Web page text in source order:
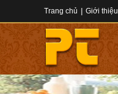
Trang chủ Giới thiệu